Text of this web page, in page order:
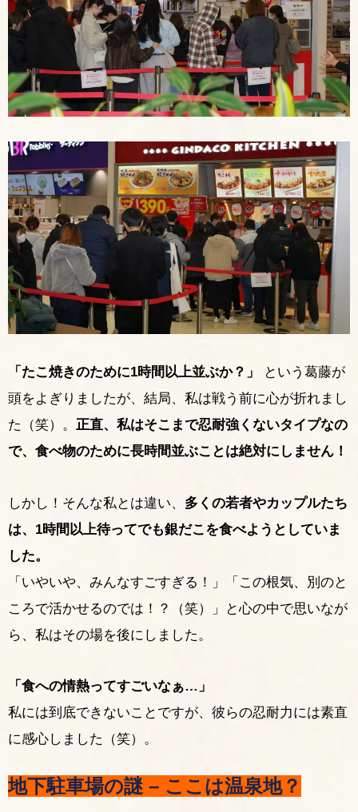
「たこ焼きのために1時間以上並ぶか？」
という葛藤が
頭をよぎりましたが、結局、私は戦う前に心が折れまし
た（笑）。 正直、私はそこまで忍耐強くないタイプなの
で、食べ物のために長時間並ぶことは絶対にしません！
しかし！そんな私とは違い、 多くの若者やカップルたち
は、1時間以上待ってでも銀だこを食べようとしていま
した。
「いやいや、みんなすごすぎる！」「この根気、別のと
ころで活かせるのでは！？（笑）」と心の中で思いなが
ら、私はその場を後にしました。
「食への情熱ってすごいなぁ…」
私には到底できないことですが、彼らの忍耐力には素直
に感心しました（笑）。
地下駐車場の謎 – ここは温泉地？